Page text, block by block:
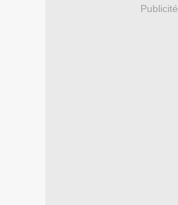
Publicité